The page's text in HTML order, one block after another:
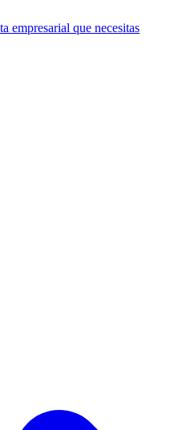
empresarial que necesitas